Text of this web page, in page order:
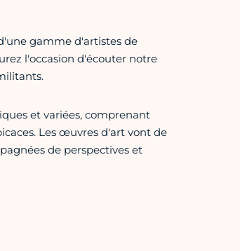
gamme d'artistes de
l'occasion d'écouter notre
et variées, comprenant
Les œuvres d'art vont de
de perspectives et